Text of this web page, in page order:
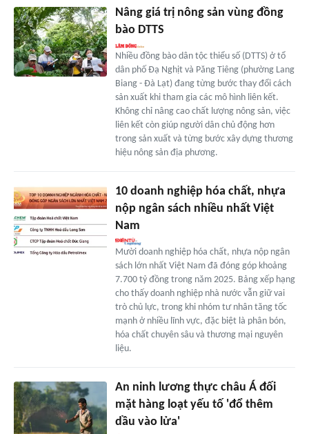
Nâng giá trị nông sản vùng đồng
bào DTTS
Nhiều đồng bào dân tộc thiểu số (DTTS) ở tổ
dân phố Đạ Nghịt và Păng Tiêng (phường Lang
Biang - Đà Lạt) đang từng bước thay đổi cách
sản xuất khi tham gia các mô hình liên kết.
Không chỉ nâng cao chất lượng nông sản, việc
liên kết còn giúp người dân chủ động hơn
trong sản xuất và từng bước xây dựng thương
hiệu nông sản địa phương.
10 doanh nghiệp hóa chất, nhựa
nộp ngân sách nhiều nhất Việt
Nam
Mười doanh nghiệp hóa chất, nhựa nộp ngân
sách lớn nhất Việt Nam đã đóng góp khoảng
7.700 tỷ đồng trong năm 2025. Bảng xếp hạng
cho thấy doanh nghiệp nhà nước vẫn giữ vai
trò chủ lực, trong khi nhóm tư nhân tăng tốc
mạnh ở nhiều lĩnh vực, đặc biệt là phân bón,
hóa chất chuyên sâu và thương mại nguyên
liệu.
An ninh lương thực châu Á đối
mặt hàng loạt yếu tố 'đổ thêm
dầu vào lửa'